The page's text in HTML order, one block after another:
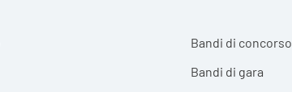
Bandi di concorso
Bandi di gara